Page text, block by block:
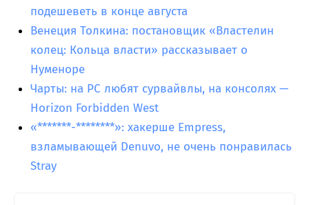
подешеветь в конце августа
Венеция Толкина: постановщик «Властелин
колец: Кольца власти» рассказывает о
Нуменоре
Чарты: на PC любят сурвайвлы, на консолях —
Horizon Forbidden West
«*******-********»: хакерше Empress,
взламывающей Denuvo, не очень понравилась
Stray